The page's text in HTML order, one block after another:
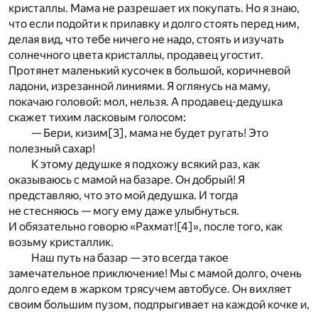
кристаллы. Мама не разрешает их покупать. Но я знаю,
что если подойти к прилавку и долго стоять перед ним,
делая вид, что тебе ничего не надо, стоять и изучать
солнечного цвета кристаллы, продавец угостит.
Протянет маленький кусочек в большой, коричневой
ладони, изрезанной линиями. Я оглянусь на маму,
покачаю головой: мол, нельзя. А продавец-дедушка
скажет тихим ласковым голосом:
— Бери, кизим[3], мама не будет ругать! Это
полезный сахар!
К этому дедушке я подхожу всякий раз, как
оказываюсь с мамой на базаре. Он добрый! Я
представляю, что это мой дедушка. И тогда
не стесняюсь — могу ему даже улыбнуться.
И обязательно говорю «Рахмат![4]», после того, как
возьму кристаллик.
Наш путь на базар — это всегда такое
замечательное приключение! Мы с мамой долго, очень
долго едем в жарком трясучем автобусе. Он вихляет
своим большим пузом, подпрыгивает на каждой кочке и,